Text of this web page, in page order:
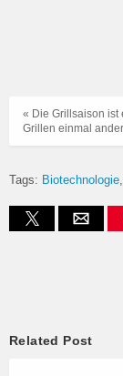
« Die Grillsaison ist
Grillen einmal
Tags: Biotechnologie
Related Post